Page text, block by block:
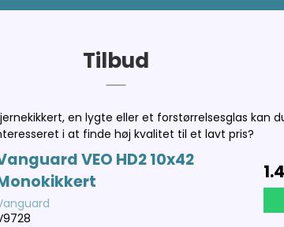
Tilbud
en lygte eller et forstørrelsesglas
i at finde høj kvalitet til et lavt pris?
VEO HD2 10x42